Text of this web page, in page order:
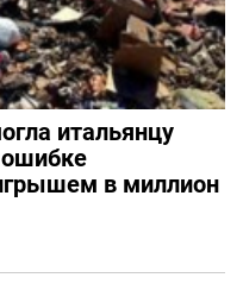
итальянцу
в миллион